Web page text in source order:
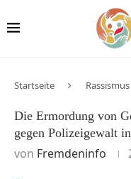
Startseite Rassismus
Die Ermordung von
gegen Polizeigewalt
von Fremdeninfo